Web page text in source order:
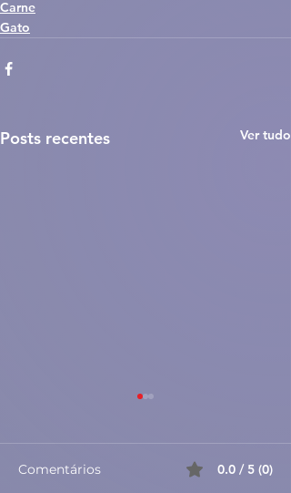
Carne
Gato
Posts recentes Ver tudo
Comentários 0.0 / 5 (0)